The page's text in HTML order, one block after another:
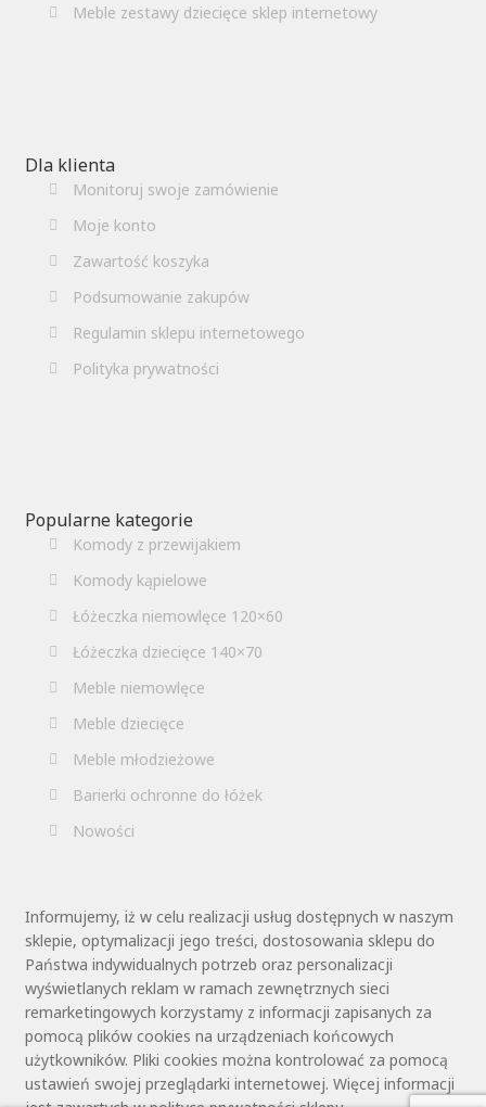
Meble zestawy dziecięce sklep internetowy
Dla klienta
Monitoruj swoje zamówienie
Moje konto
Zawartość koszyka
Podsumowanie zakupów
Regulamin sklepu internetowego
Polityka prywatności
Popularne kategorie
Komody z przewijakiem
Komody kąpielowe
Łóżeczka niemowlęce 120×60
Łóżeczka dziecięce 140×70
Meble niemowlęce
Meble dziecięce
Meble młodzieżowe
Barierki ochronne do łóżek
Nowości
Informujemy, iż w celu realizacji usług dostępnych w naszym
sklepie, optymalizacji jego treści, dostosowania sklepu do
Państwa indywidualnych potrzeb oraz personalizacji
wyświetlanych reklam w ramach zewnętrznych sieci
remarketingowych korzystamy z informacji zapisanych za
pomocą plików cookies na urządzeniach końcowych
użytkowników. Pliki cookies można kontrolować za pomocą
ustawień swojej przeglądarki internetowej. Więcej informacji